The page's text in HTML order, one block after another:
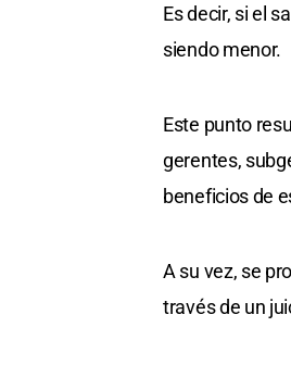
Es decir, si el
siendo menor.
Este punto
gerentes,
beneficios de
A su vez, se
través de un